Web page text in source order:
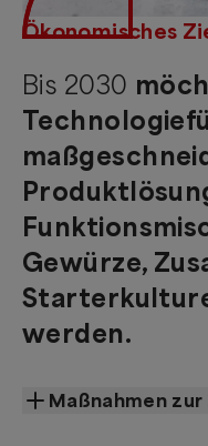
Ökonomisches
Bis 2030
Gewürze,
werden.
Maßnahmen